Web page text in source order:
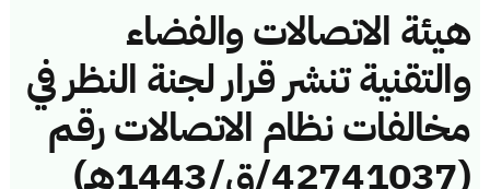
هيئة الاتصالات والفضاء
والتقنية تنشر قرار لجنة النظر في
مخالفات نظام الاتصالات رقم
(42741037/ق/1443هـ)